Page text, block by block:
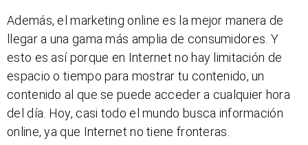
Además, el marketing online es la mejor manera de
llegar a una gama más amplia de consumidores. Y
esto es así porque en Internet no hay limitación de
espacio o tiempo para mostrar tu contenido, un
contenido al que se puede acceder a cualquier hora
del día. Hoy, casi todo el mundo busca información
online, ya que Internet no tiene fronteras.